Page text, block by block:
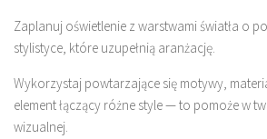
Zaplanuj oświetlenie z warstwami światła o
stylistyce, które uzupełnią aranżację.
Wykorzystaj powtarzające się motywy,
element łączący różne style — to pomoże w
wizualnej.